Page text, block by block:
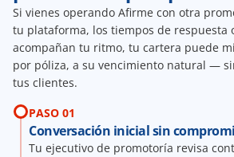
Si vienes operando Afirme con otra
tu plataforma, los tiempos de respuesta
acompañan tu ritmo, tu cartera puede
por póliza, a su vencimiento natural —
tus clientes.
PASO 01
Conversación inicial sin
Tu ejecutivo de promotoría revisa